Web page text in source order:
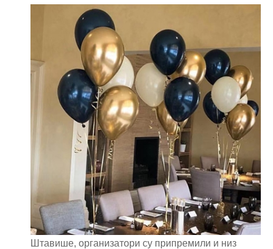
Штавише, организатори су припремили и низ